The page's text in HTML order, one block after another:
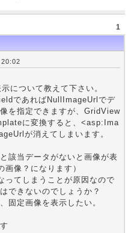
1
について教えて下さい。
であればNullImageUrlでデ
を指定できますが、GridView
に変換すると、<asp:Ima
が消えてしまいます。
該当データがないと画像が表
像？になります）
ってしまうことが原因なので
できないのでしょうか？
固定画像を表示したい。